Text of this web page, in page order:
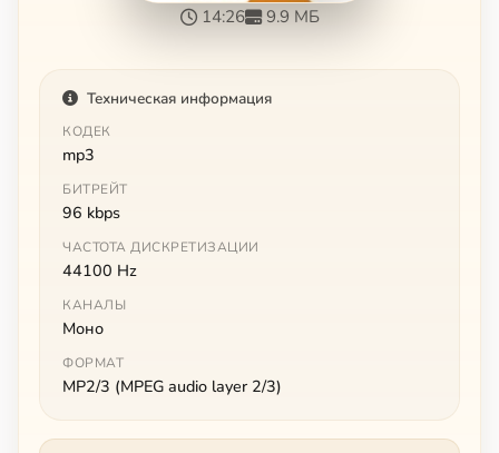
14:26 9.9 МБ
Техническая информация
КОДЕК
mp3
БИТРЕЙТ
96 kbps
ЧАСТОТА ДИСКРЕТИЗАЦИИ
44100 Hz
КАНАЛЫ
Моно
ФОРМАТ
MP2/3 (MPEG audio layer 2/3)